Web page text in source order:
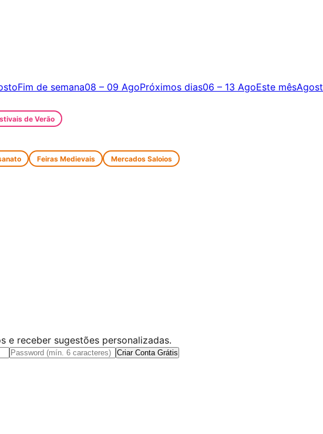
Fim de semana08 – 09 AgoPróximos dias06 – 13 AgoEste mês
de Verão
Feiras Medievais Mercados Saloios
e receber sugestões personalizadas.
Criar Conta Grátis